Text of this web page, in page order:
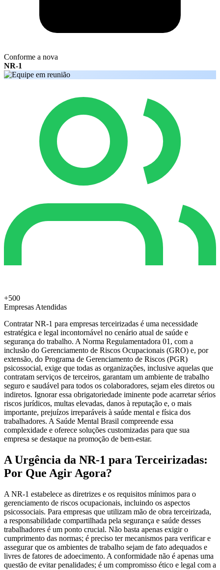
Conforme a nova
NR-1
+500
Empresas Atendidas
Contratar NR-1 para empresas terceirizadas é uma necessidade
estratégica e legal incontornável no cenário atual de saúde e
segurança do trabalho. A Norma Regulamentadora 01, com a
inclusão do Gerenciamento de Riscos Ocupacionais (GRO) e, por
extensão, do Programa de Gerenciamento de Riscos (PGR)
psicossocial, exige que todas as organizações, inclusive aquelas que
contratam serviços de terceiros, garantam um ambiente de trabalho
seguro e saudável para todos os colaboradores, sejam eles diretos ou
indiretos. Ignorar essa obrigatoriedade iminente pode acarretar sérios
riscos jurídicos, multas elevadas, danos à reputação e, o mais
importante, prejuízos irreparáveis à saúde mental e física dos
trabalhadores. A Saúde Mental Brasil compreende essa
complexidade e oferece soluções customizadas para que sua
empresa se destaque na promoção de bem-estar.
A Urgência da NR-1 para Terceirizadas:
Por Que Agir Agora?
A NR-1 estabelece as diretrizes e os requisitos mínimos para o
gerenciamento de riscos ocupacionais, incluindo os aspectos
psicossociais. Para empresas que utilizam mão de obra terceirizada,
a responsabilidade compartilhada pela segurança e saúde desses
trabalhadores é um ponto crucial. Não basta apenas exigir o
cumprimento das normas; é preciso ter mecanismos para verificar e
assegurar que os ambientes de trabalho sejam de fato adequados e
livres de fatores de adoecimento. A conformidade não é apenas uma
questão de evitar penalidades; é um compromisso ético e legal com a